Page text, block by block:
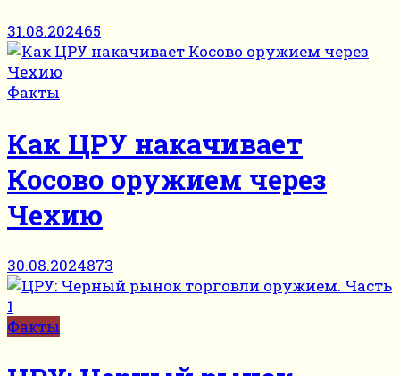
31.08.202465
Факты
Как ЦРУ накачивает
Косово оружием через
Чехию
30.08.2024873
Факты